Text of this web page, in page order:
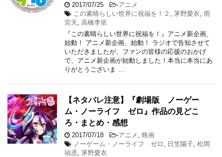
2017/07/25 -アニメ
この素晴らしい世界に祝福を！２
茅野愛衣 雨
宮天 高橋李依
『この素晴らしい世界に祝福を！』アニメ新企画、
始動！ アニメ新企画、始動！ ラジオで告知させて
いただきましたが、ファンの皆様の応援のおかげ
で、アニメ新企画が始動しました！本当に本当にあ
りがとうございま …
【ネタバレ注意】『劇場版 ノーゲー
ム・ノーライフ ゼロ』作品の見どこ
ろ・まとめ・感想
2017/07/18 -アニメ
映画
ノーゲーム・ノーライフ ゼロ
日笠陽子 松岡
禎丞 茅野愛衣